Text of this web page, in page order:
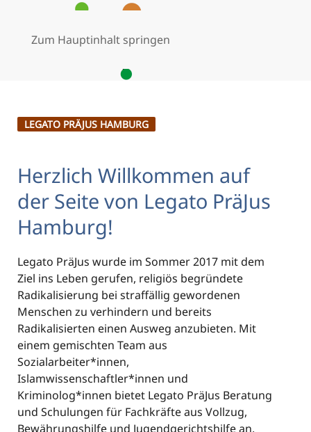
Zum Hauptinhalt springen
LEGATO PRÄJUS HAMBURG
Herzlich Willkommen auf
der Seite von Legato PräJus
Hamburg!
Legato PräJus wurde im Sommer 2017 mit dem
Ziel ins Leben gerufen, religiös begründete
Radikalisierung bei straffällig gewordenen
Menschen zu verhindern und bereits
Radikalisierten einen Ausweg anzubieten. Mit
einem gemischten Team aus
Sozialarbeiter*innen,
Islamwissenschaftler*innen und
Kriminolog*innen bietet Legato PräJus Beratung
und Schulungen für Fachkräfte aus Vollzug,
Bewährungshilfe und Jugendgerichtshilfe an.